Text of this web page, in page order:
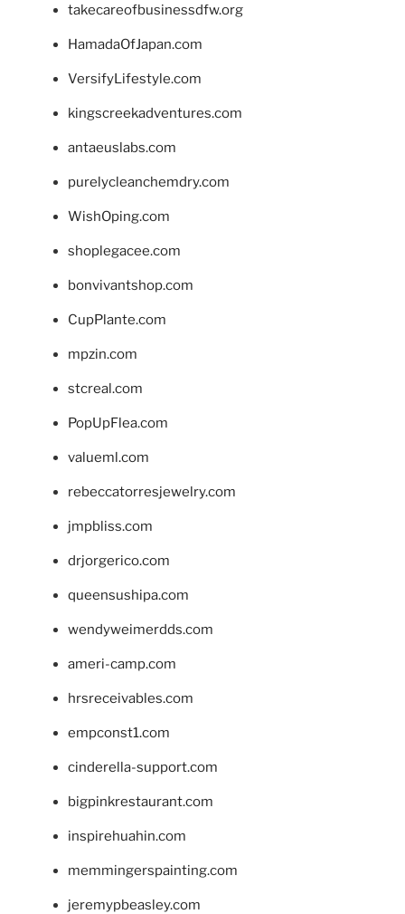
takecareofbusinessdfw.org
HamadaOfJapan.com
VersifyLifestyle.com
kingscreekadventures.com
antaeuslabs.com
purelycleanchemdry.com
WishOping.com
shoplegacee.com
bonvivantshop.com
CupPlante.com
mpzin.com
stcreal.com
PopUpFlea.com
valueml.com
rebeccatorresjewelry.com
jmpbliss.com
drjorgerico.com
queensushipa.com
wendyweimerdds.com
ameri-camp.com
hrsreceivables.com
empconst1.com
cinderella-support.com
bigpinkrestaurant.com
inspirehuahin.com
memmingerspainting.com
jeremypbeasley.com